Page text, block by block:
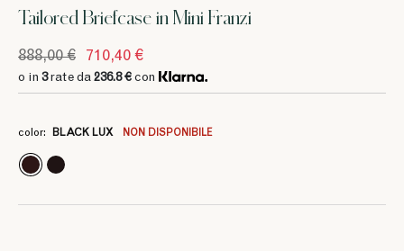
Tailored Briefcase in Mini Franzi
888,00 € 710,40 €
o in 3rate da 236.8 € con
color: BLACK LUX NON DISPONIBILE